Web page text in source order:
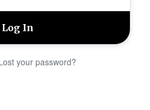
your password?